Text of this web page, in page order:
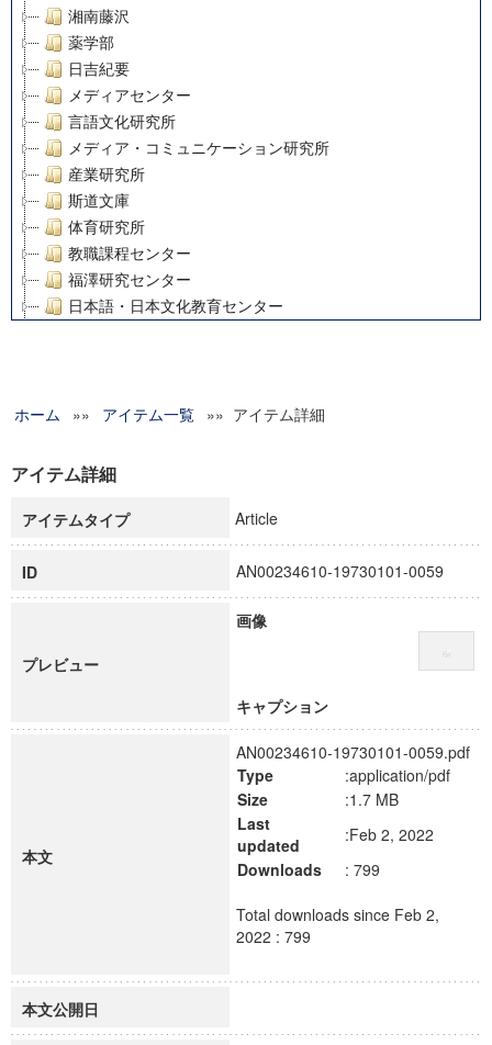
湘南藤沢
薬学部
日吉紀要
メディアセンター
言語文化研究所
メディア・コミュニケーション研究所
産業研究所
斯道文庫
体育研究所
教職課程センター
福澤研究センター
日本語・日本文化教育センター
グローバルリサーチインスティテュート
科学研究費補助金研究成果報告書
慶應義塾大学グローバルCOEプログラム市民社会ガバナンス
慶應義塾大学グローバルCOEプログラム論理と感性の先端的
博士課程教育リーディングプログラム「超成熟社会発展のサ
学術雑誌掲載論文等(8)
ホーム »» アイテム一覧 »» アイテム詳細
アイテム詳細
アイテムタイプ Article
ID AN00234610-19730101-0059
プレビュー
画像
キャプション
本文
AN00234610-19730101-0059.pdf
Type
:application/pdf
Size
:1.7 MB
Last
updated
:Feb 2, 2022
Downloads
: 799
Total downloads since Feb 2,
2022 : 799
本文公開日